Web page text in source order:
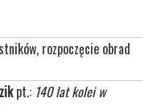
rozpoczęcie obrad
pt.: 140 lat kolei w